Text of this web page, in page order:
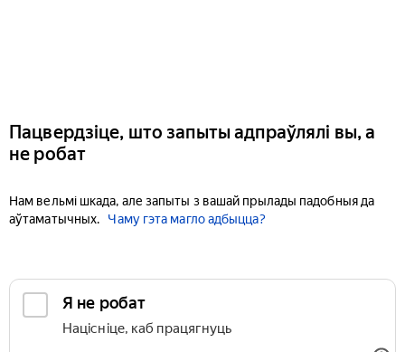
Пацвердзіце, што запыты адпраўлялі вы, а
не робат
Нам вельмі шкада, але запыты з вашай прылады падобныя да
аўтаматычных.
Чаму гэта магло адбыцца?
Я не робат
Націсніце, каб працягнуць